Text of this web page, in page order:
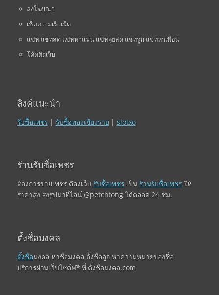
ลงโฆษณา
เช็คความเร็วเน็ต
แชท แชทสด แชทหาแฟน แชทคุยสด แชทรูม แชทหาเพื่อน
โค้ดติดเว็บ
ลิงค์แนะนำ
รับซื้อเพชร| รับซื้อทองเชียงราย | slotxo
ร้านรับซื้อเพชร
ต้องการขายเพชร ต้องเว็บ รับซื้อเพชรเป็น ร้านรับซื้อเพชรให้
ราคาสูง ส่งรูปมาที่ไลน์ @petchtong ได้ตลอด 24 ชม.
ตั้งชื่อมงคล
ตั้งชื่อมงคล หาชื่อมงคล ตั้งชื่อลูก หาความหมายของชื่อ
บริการผ่านเว็บไซต์ฟรี ที่ ตั้งชื่อมงคล.com